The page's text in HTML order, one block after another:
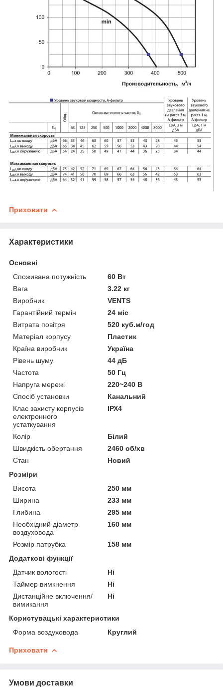
Приховати
Характеристики
Основні
Споживана потужність
60 Вт
Вага
3.22 кг
Виробник
VENTS
Гарантійний термін
24 міс
Витрата повітря
520 куб.м/год
Матеріал корпусу
Пластик
Країна виробник
Україна
Рівень шуму
44 дБ
Частота
50 Гц
Напруга мережі
220~240 В
Спосіб установки
Канальний
Клас захисту корпусів
електронного
устаткування
ІРХ4
Колір
Білий
Швидкість обертання
2460 об/хв
Стан
Новий
Розміри
Висота
250 мм
Ширина
233 мм
Глибина
295 мм
Необхідний діаметр
воздуховода
160 мм
Розмір патрубка
158 мм
Додаткові функції
Датчик вологості
Ні
Таймер вимкнення
Ні
Дистанційне включення/
вимикання
Ні
Користувацькi характеристики
Форма воздуховода
Круглий
Приховати
Умови доставки